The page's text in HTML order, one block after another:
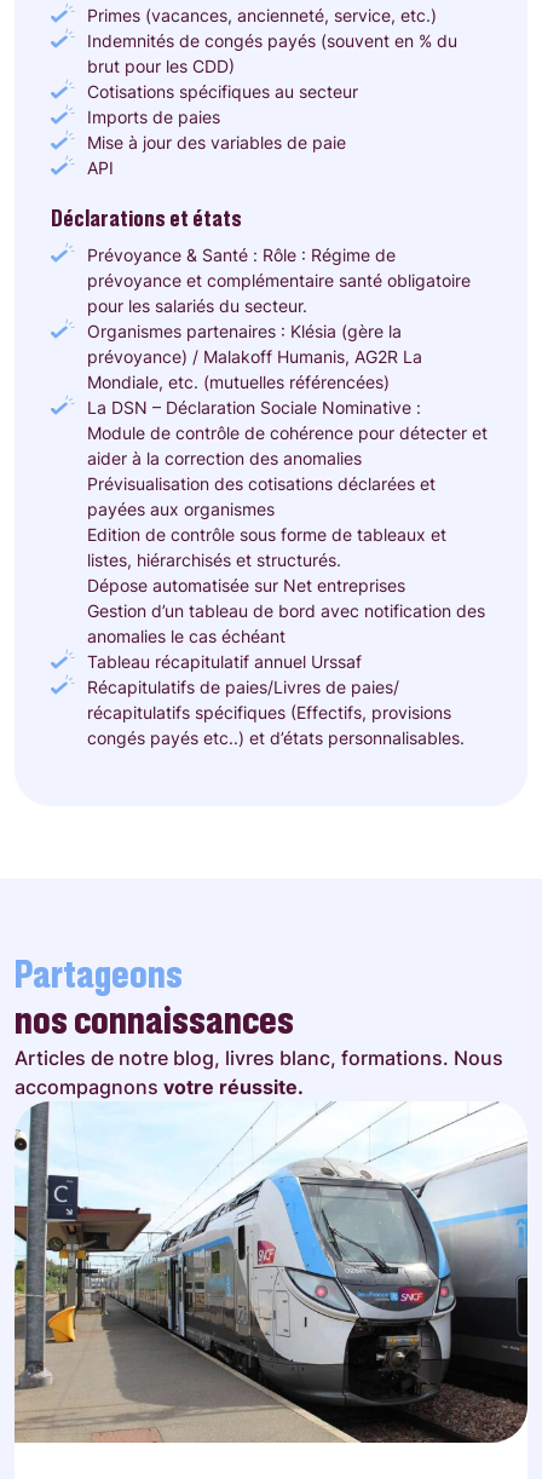
Primes (vacances, ancienneté, service, etc.)
Indemnités de congés payés (souvent en % du
brut pour les CDD)
Cotisations spécifiques au secteur
Imports de paies
Mise à jour des variables de paie
API
Déclarations et états
Prévoyance & Santé : Rôle : Régime de
prévoyance et complémentaire santé obligatoire
pour les salariés du secteur.
Organismes partenaires : Klésia (gère la
prévoyance) / Malakoff Humanis, AG2R La
Mondiale, etc. (mutuelles référencées)
La DSN – Déclaration Sociale Nominative :
Module de contrôle de cohérence pour détecter et
aider à la correction des anomalies
Prévisualisation des cotisations déclarées et
payées aux organismes
Edition de contrôle sous forme de tableaux et
listes, hiérarchisés et structurés.
Dépose automatisée sur Net entreprises
Gestion d’un tableau de bord avec notification des
anomalies le cas échéant
Tableau récapitulatif annuel Urssaf
Récapitulatifs de paies/Livres de paies/
récapitulatifs spécifiques (Effectifs, provisions
congés payés etc..) et d’états personnalisables.
Partageons
nos connaissances
Articles de notre blog, livres blanc, formations. Nous
accompagnons votre réussite.